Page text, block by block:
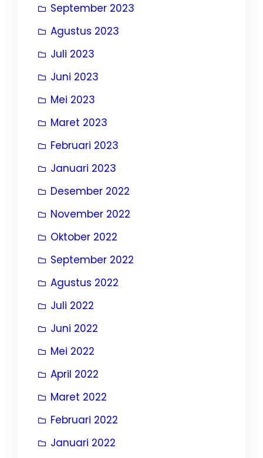
September 2023
Agustus 2023
Juli 2023
Juni 2023
Mei 2023
Maret 2023
Februari 2023
Januari 2023
Desember 2022
November 2022
Oktober 2022
September 2022
Agustus 2022
Juli 2022
Juni 2022
Mei 2022
April 2022
Maret 2022
Februari 2022
Januari 2022